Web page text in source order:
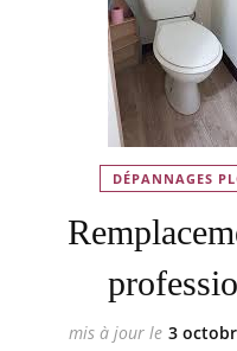
DÉPANNAGES
mis à jour le 3